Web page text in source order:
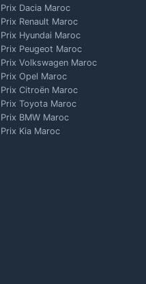
Prix Dacia Maroc
Prix Renault Maroc
Prix Hyundai Maroc
Prix Peugeot Maroc
Prix Volkswagen Maroc
Prix Opel Maroc
Prix Citroën Maroc
Prix Toyota Maroc
Prix BMW Maroc
Prix Kia Maroc